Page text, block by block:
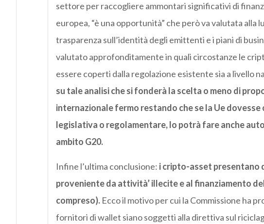
settore per raccogliere ammontari significativi di
europea, “è una opportunità” che però va valutata alla
trasparenza sull’identità degli emittenti e i piani di
valutato approfonditamente in quali circostanze le
essere coperti dalla regolazione esistente sia a livello
su tale analisi che si fonderà la scelta o meno di
internazionale fermo restando che se la Ue dovesse
legislativa o regolamentare, lo potrà fare anche
ambito G20.
Infine l’ultima conclusione: i cripto-asset presentano
proveniente da attività’ illecite e al finanziamento
compreso).Ecco il motivo per cui la Commissione ha
fornitori di wallet siano soggetti alla direttiva sul